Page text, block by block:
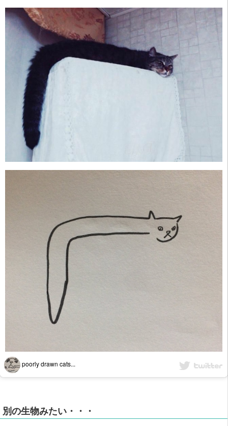
poorly drawn cats...
別の生物みたい・・・